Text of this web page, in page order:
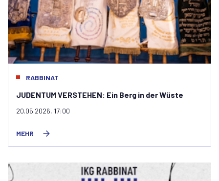
RABBINAT
JUDENTUM VERSTEHEN: Ein Berg in der Wüste
20.05.2026, 17:00
MEHR